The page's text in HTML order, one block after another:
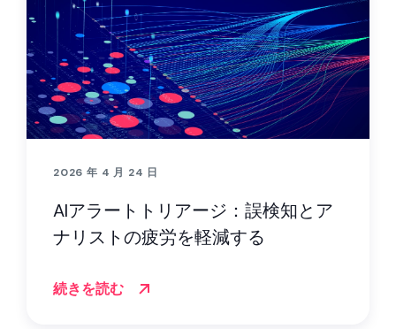
2026 年 4 月 24 日
AIアラートトリアージ：誤検知とア
ナリストの疲労を軽減する
続きを読む